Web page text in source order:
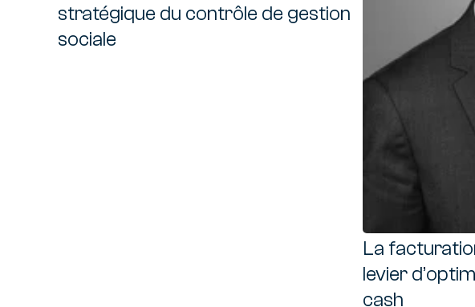
stratégique du contrôle de gestion
sociale
La
levier
cash